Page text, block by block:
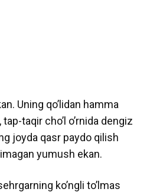
Uning qo’lidan hamma
taqir cho’l o’rnida dengiz
joyda qasr paydo qilish
yumush ekan.
ko’ngli to’lmas